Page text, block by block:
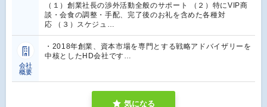
（１）創業社長の渉外活動全般のサポート （２）特にVIP商
談・会食の調整・手配、完了後のお礼を含めた各種対
応 （３）スケジュ…
会社
概要
・2018年創業、資本市場を専門とする戦略アドバイザリーを
中核としたHD会社です…
気になる